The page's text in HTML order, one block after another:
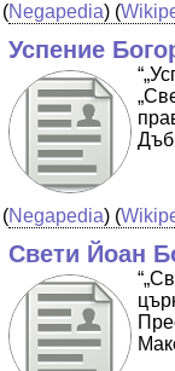
(Negapedia) (
Успение
(Negapedia) (
Свети Йоан